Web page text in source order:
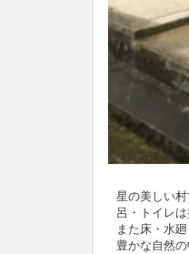
星の美しい
呂・トイレ
また床・水
豊かな自然